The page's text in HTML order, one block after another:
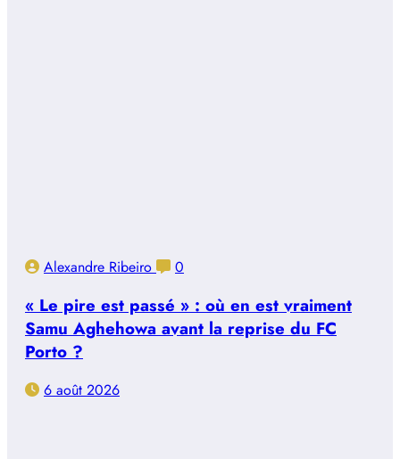
Alexandre Ribeiro 0
« Le pire est passé » : où en est vraiment
Samu Aghehowa avant la reprise du FC
Porto ?
6 août 2026